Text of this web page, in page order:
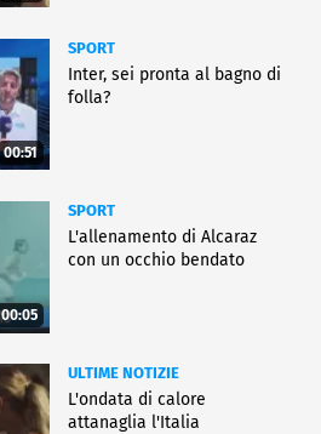
00:51
SPORT
Inter, sei pronta al bagno di
folla?
00:05
SPORT
L'allenamento di Alcaraz
con un occhio bendato
ULTIME NOTIZIE
L'ondata di calore
attanaglia l'Italia